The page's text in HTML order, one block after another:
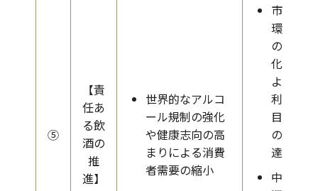
⑤
【責
任あ
る飲
酒の
推
進】
世界的なアルコ
ール規制の強化
や健康志向の高
まりによる消費
者需要の縮小
市場
環境
の変
化に
よる
利益
目標
の未
達
中長